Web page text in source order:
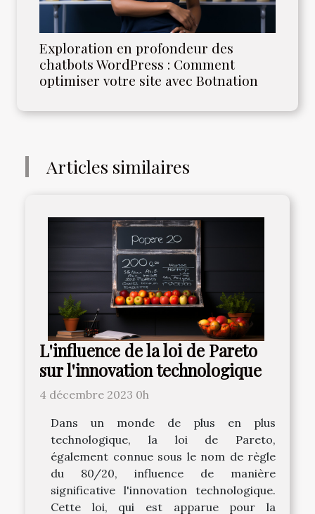
Exploration en profondeur des
chatbots WordPress : Comment
optimiser votre site avec Botnation
Articles similaires
L'influence de la loi de Pareto
sur l'innovation technologique
4 décembre 2023 0h
Dans un monde de plus en plus
technologique, la loi de Pareto,
également connue sous le nom de règle
du 80/20, influence de manière
significative l'innovation technologique.
Cette loi, qui est apparue pour la